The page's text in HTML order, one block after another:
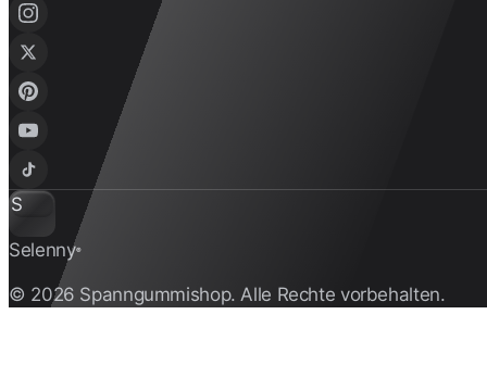
S
Selenny®
© 2026 Spanngummishop. Alle Rechte vorbehalten.